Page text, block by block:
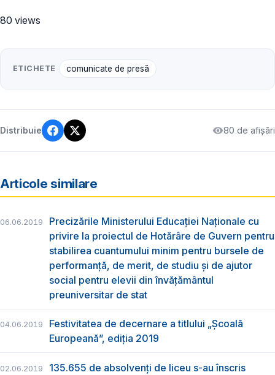
80 views
ETICHETE comunicate de presă
Distribuie 80 de afișări
Articole similare
06.06.2019
Precizările Ministerului Educației Naționale cu
privire la proiectul de Hotărâre de Guvern pentru
stabilirea cuantumului minim pentru bursele de
performanță, de merit, de studiu și de ajutor
social pentru elevii din învățământul
preuniversitar de stat
04.06.2019
Festivitatea de decernare a titlului „Şcoală
Europeană”, ediția 2019
02.06.2019
135.655 de absolvenţi de liceu s-au înscris